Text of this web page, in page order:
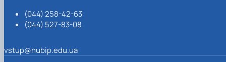
(044) 258-42-63
(044) 527-83-08
vstup@nubip.edu.ua